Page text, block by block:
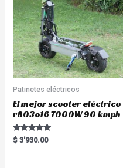
Patinetes eléctricos
El mejor scooter eléctrico
r803o16 7000W 90 kmph
Rated
5.00
$ 3'930.00